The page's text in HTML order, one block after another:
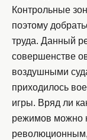
Контрольные
поэтому
труда. Данный
совершенстве
воздушными
приходилось
игры. Вряд ли
режимов можно